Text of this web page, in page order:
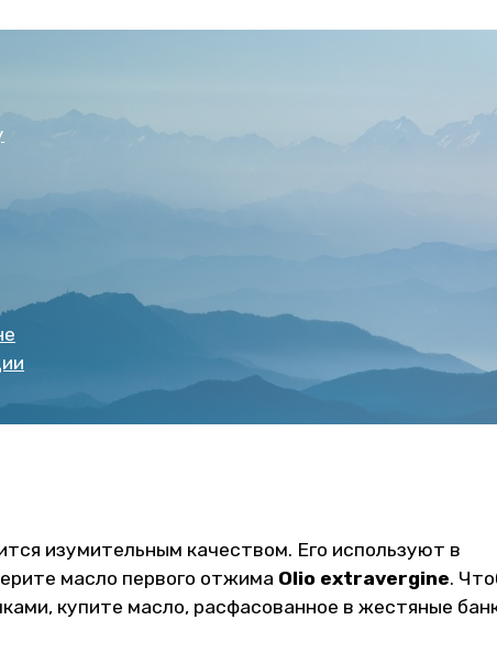
изумительным качеством. Его используют в
масло первого отжима Olio extravergine.
купите масло, расфасованное в жестяные